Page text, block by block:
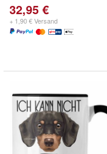
32,95 €
+ 1,90 € Versand